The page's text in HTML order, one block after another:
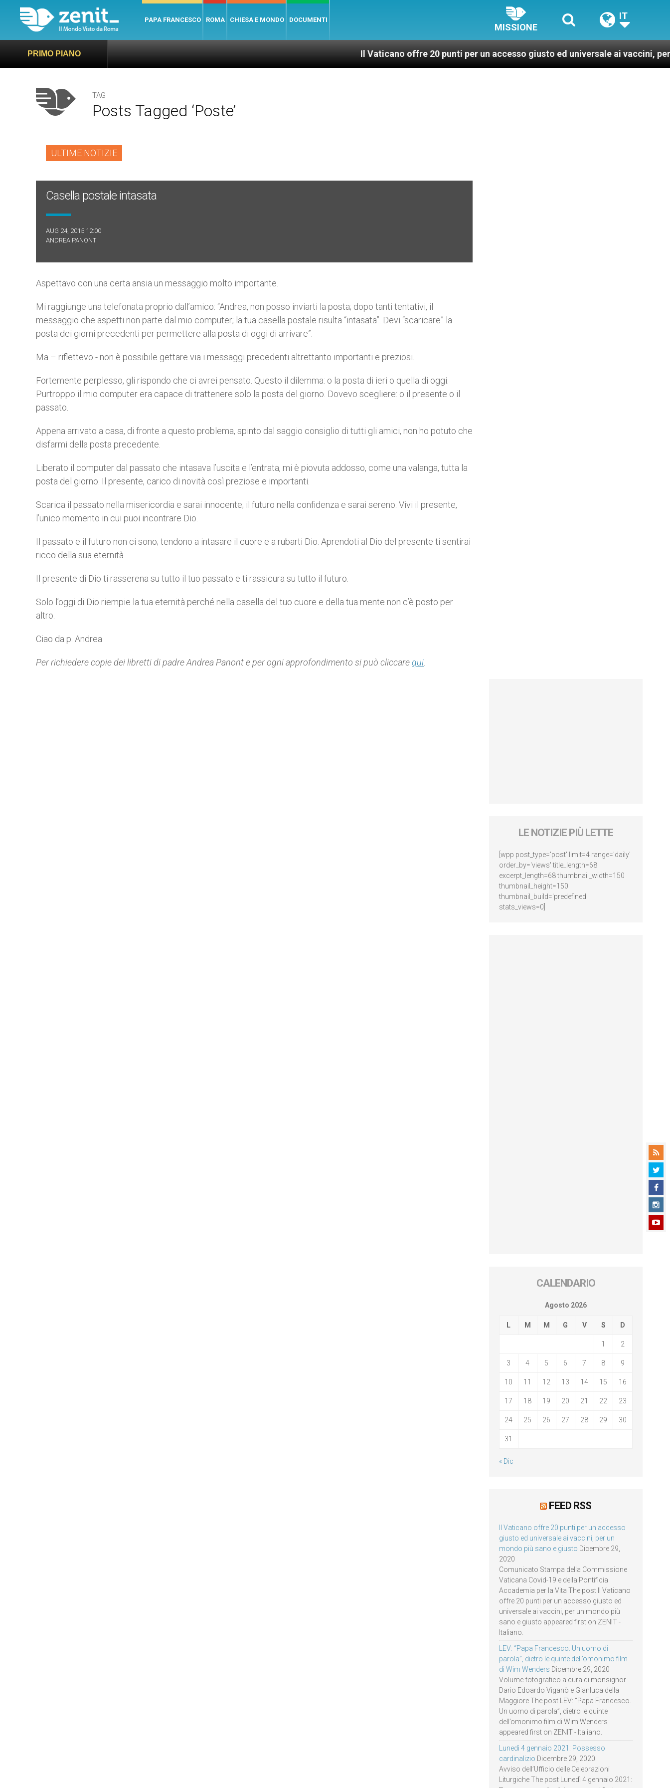
PAPA FRANCESCO ROMA CHIESA E MONDO DOCUMENTI
MISSIONE
IT
PRIMO PIANO Il Vaticano offre 20 punti per un accesso giusto ed universale ai vaccini, per un mondo
TAG
Posts Tagged ‘poste’
ULTIME NOTIZIE
Casella postale intasata
AUG 24, 2015 12:00
ANDREA PANONT
Aspettavo con una certa ansia un messaggio molto importante.
Mi raggiunge una telefonata proprio dall’amico: “Andrea, non posso inviarti la posta; dopo tanti tentativi, il
messaggio che aspetti non parte dal mio computer; la tua casella postale risulta “intasata”. Devi “scaricare” la
posta dei giorni precedenti per permettere alla posta di oggi di arrivare”.
Ma – riflettevo - non è possibile gettare via i messaggi precedenti altrettanto importanti e preziosi.
Fortemente perplesso, gli rispondo che ci avrei pensato. Questo il dilemma: o la posta di ieri o quella di oggi.
Purtroppo il mio computer era capace di trattenere solo la posta del giorno. Dovevo scegliere: o il presente o il
passato.
Appena arrivato a casa, di fronte a questo problema, spinto dal saggio consiglio di tutti gli amici, non ho potuto che
disfarmi della posta precedente.
Liberato il computer dal passato che intasava l’uscita e l’entrata, mi è piovuta addosso, come una valanga, tutta la
posta del giorno. Il presente, carico di novità così preziose e importanti.
Scarica il passato nella misericordia e sarai innocente; il futuro nella confidenza e sarai sereno. Vivi il presente,
l’unico momento in cui puoi incontrare Dio.
Il passato e il futuro non ci sono; tendono a intasare il cuore e a rubarti Dio. Aprendoti al Dio del presente ti sentirai
ricco della sua eternità.
Il presente di Dio ti rasserena su tutto il tuo passato e ti rassicura su tutto il futuro.
Solo l’oggi di Dio riempie la tua eternità perché nella casella del tuo cuore e della tua mente non c’è posto per
altro.
Ciao da p. Andrea
Per richiedere copie dei libretti di padre Andrea Panont e per ogni approfondimento si può cliccarequi
LE NOTIZIE PIÙ LETTE
[wpp post_type='post' limit=4 range='daily'
order_by='views' title_length=68
excerpt_length=68 thumbnail_width=150
thumbnail_height=150
thumbnail_build='predefined'
stats_views=0]
CALENDARIO
Agosto 2026
L M M G V S D
1 2
3 4 5 6 7 8 9
10 11 12 13 14 15 16
17 18 19 20 21 22 23
24 25 26 27 28 29 30
31
« Dic
FEED RSS
Il Vaticano offre 20 punti per un accesso
giusto ed universale ai vaccini, per un
mondo più sano e giusto Dicembre 29,
2020
Comunicato Stampa della Commissione
Vaticana Covid-19 e della Pontificia
Accademia per la Vita The post Il Vaticano
offre 20 punti per un accesso giusto ed
universale ai vaccini, per un mondo più
sano e giusto appeared first on ZENIT -
Italiano.
LEV: “Papa Francesco. Un uomo di
parola”, dietro le quinte dell’omonimo film
di Wim Wenders Dicembre 29, 2020
Volume fotografico a cura di monsignor
Dario Edoardo Viganò e Gianluca della
Maggiore The post LEV: “Papa Francesco.
Un uomo di parola”, dietro le quinte
dell’omonimo film di Wim Wenders
appeared first on ZENIT - Italiano.
Lunedì 4 gennaio 2021: Possesso
cardinalizio Dicembre 29, 2020
Avviso dell’Ufficio delle Celebrazioni
Liturgiche The post Lunedì 4 gennaio 2021: